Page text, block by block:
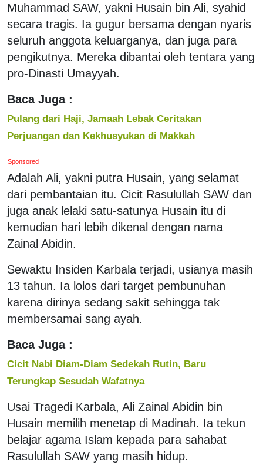
Muhammad SAW, yakni Husain bin Ali, syahid
secara tragis. Ia gugur bersama dengan nyaris
seluruh anggota keluarganya, dan juga para
pengikutnya. Mereka dibantai oleh tentara yang
pro-Dinasti Umayyah.
Baca Juga :
Pulang dari Haji, Jamaah Lebak Ceritakan
Perjuangan dan Kekhusyukan di Makkah
Sponsored
Adalah Ali, yakni putra Husain, yang selamat
dari pembantaian itu. Cicit Rasulullah SAW dan
juga anak lelaki satu-satunya Husain itu di
kemudian hari lebih dikenal dengan nama
Zainal Abidin.
Sewaktu Insiden Karbala terjadi, usianya masih
13 tahun. Ia lolos dari target pembunuhan
karena dirinya sedang sakit sehingga tak
membersamai sang ayah.
Baca Juga :
Cicit Nabi Diam-Diam Sedekah Rutin, Baru
Terungkap Sesudah Wafatnya
Usai Tragedi Karbala, Ali Zainal Abidin bin
Husain memilih menetap di Madinah. Ia tekun
belajar agama Islam kepada para sahabat
Rasulullah SAW yang masih hidup.